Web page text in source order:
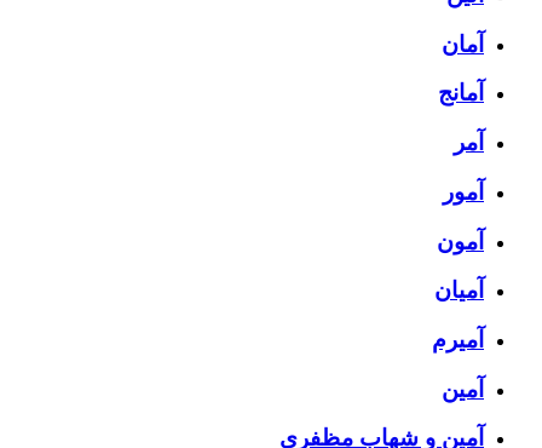
آمان
آمانج
آمر
آمور
آمون
آمیان
آمیرم
آمین
آمین و شهاب مظفری